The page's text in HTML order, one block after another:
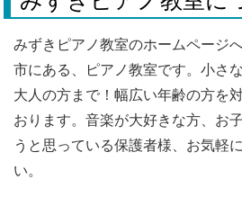
みずきピアノ教室のホームページ
市にある、ピアノ教室です。小さ
大人の方まで！幅広い年齢の方を
おります。音楽が大好きな方、お
うと思っている保護者様、お気軽
い。